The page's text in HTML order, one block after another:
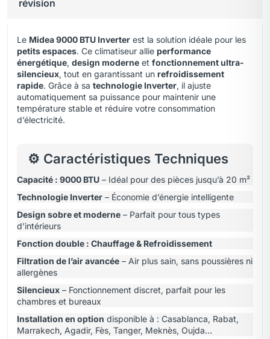
révision
Le Midea 9000 BTU Inverter est la solution idéale pour les
petits espaces. Ce climatiseur allie performance
énergétique, design moderne et fonctionnement ultra-
silencieux, tout en garantissant un refroidissement
rapide. Grâce à sa technologie Inverter, il ajuste
automatiquement sa puissance pour maintenir une
température stable et réduire votre consommation
d’électricité.
⚙️ Caractéristiques Techniques
Capacité : 9000 BTU – Idéal pour des pièces jusqu’à 20 m²
Technologie Inverter – Économie d’énergie intelligente
Design sobre et moderne – Parfait pour tous types
d’intérieurs
Fonction double : Chauffage & Refroidissement
Filtration de l’air avancée – Air plus sain, sans poussières ni
allergènes
Silencieux – Fonctionnement discret, parfait pour les
chambres et bureaux
Installation en option disponible à : Casablanca, Rabat,
Marrakech, Agadir, Fès, Tanger, Meknès, Oujda…